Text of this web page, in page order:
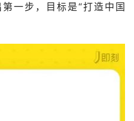
一步，目标是“打造中国